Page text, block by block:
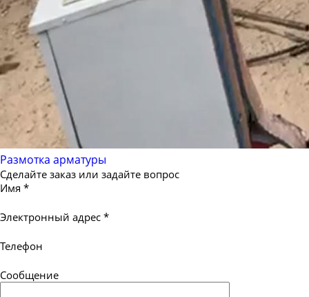
Размотка арматуры
Сделайте заказ или задайте вопрос
Имя *
Электронный адрес *
Телефон
Сообщение